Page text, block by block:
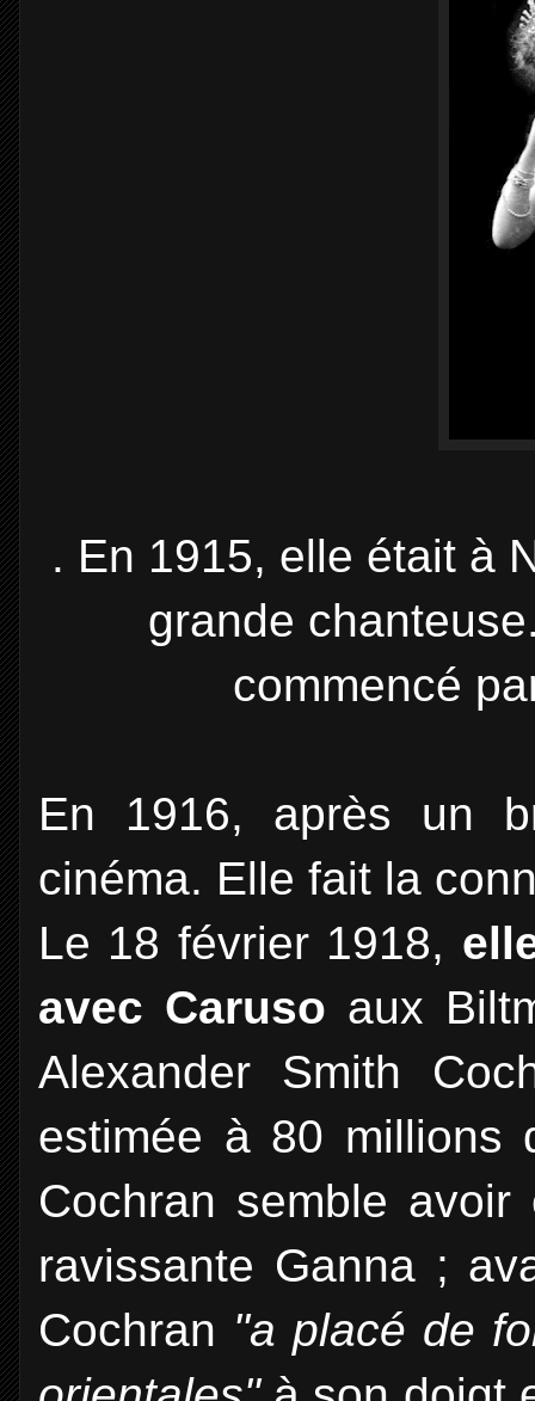
. En 1915, elle était à
grande
commencé
En 1916, après un
cinéma. Elle fait la
Le 18 février 1918,
avec Caruso aux
Alexander Smith
estimée à 80 millions
Cochran semble
ravissante Ganna ;
Cochran "a placé de